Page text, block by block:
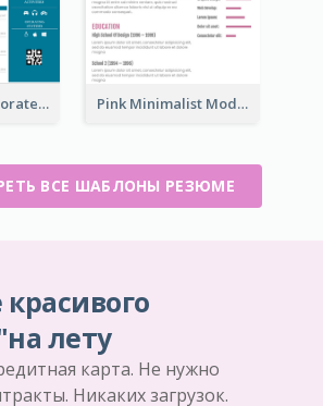
Dark Teal Corporate Resume Pink Minimalist Modern Resume
ВСЕ ШАБЛОНЫ РЕЗЮМЕ
лету
карта. Не нужно
Никаких загрузок.